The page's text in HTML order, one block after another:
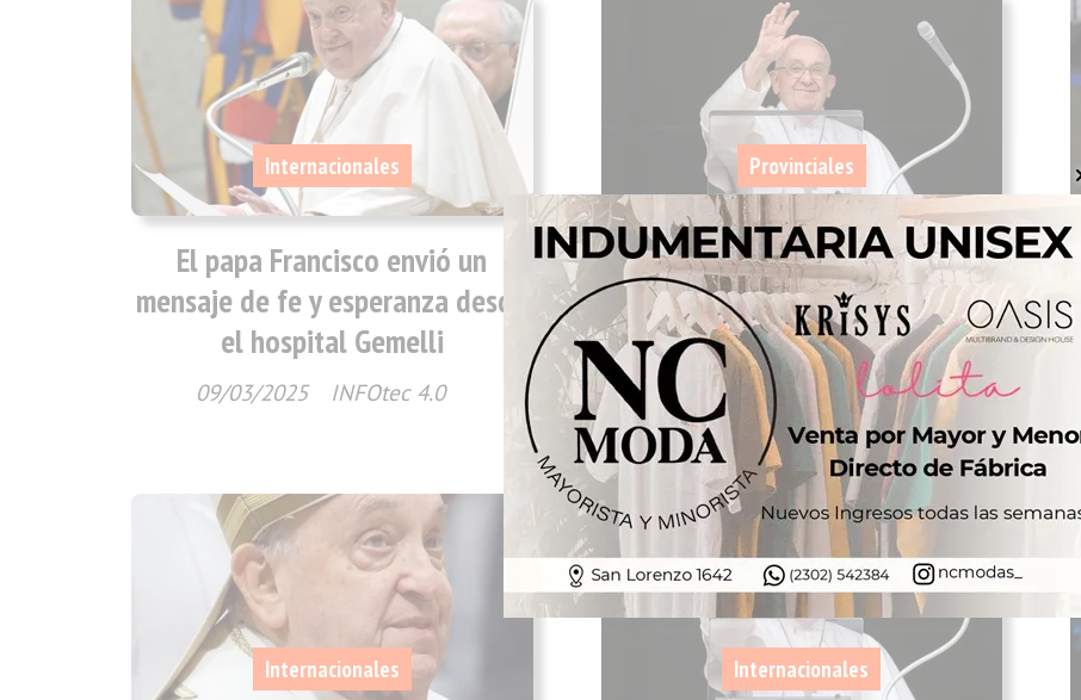
El papa Francisco envió un
mensaje de fe y esperanza desde
el hospital Gemelli
INFOtec 4.0
Internacionales
09/03/2025
"Agradezco de todo corazón las
oraciones; Dios los bendiga":
habló el papa Francisco desde el
hospital Gemelli
INFOtec 4.0
Provinciales
06/03/2025
Internacionales Internacionales